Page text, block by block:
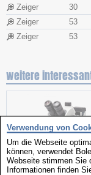
Zeiger 30
Zeiger
53
Zeiger
53
weitere
Verwendung von
Um die Webseite
können, verwendet
Webseite stimmen Sie
Informationen finden